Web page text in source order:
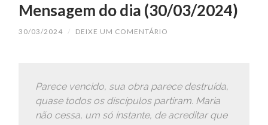
Mensagem do dia (30/03/2024)
30/03/2024 / DEIXE UM COMENTÁRIO
Parece vencido, sua obra parece destruída,
quase todos os discípulos partiram. Maria
não cessa, um só instante, de acreditar que